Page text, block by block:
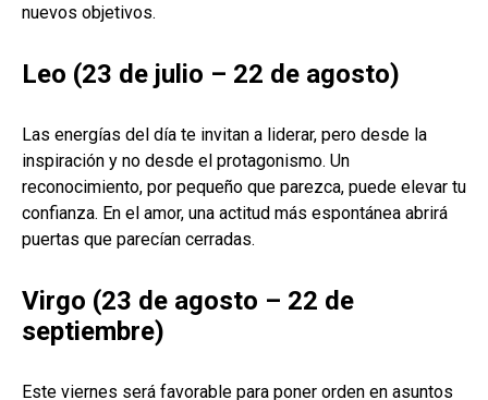
nuevos objetivos.
Leo (23 de julio – 22 de agosto)
Las energías del día te invitan a liderar, pero desde la
inspiración y no desde el protagonismo. Un
reconocimiento, por pequeño que parezca, puede elevar tu
confianza. En el amor, una actitud más espontánea abrirá
puertas que parecían cerradas.
Virgo (23 de agosto – 22 de
septiembre)
Este viernes será favorable para poner orden en asuntos